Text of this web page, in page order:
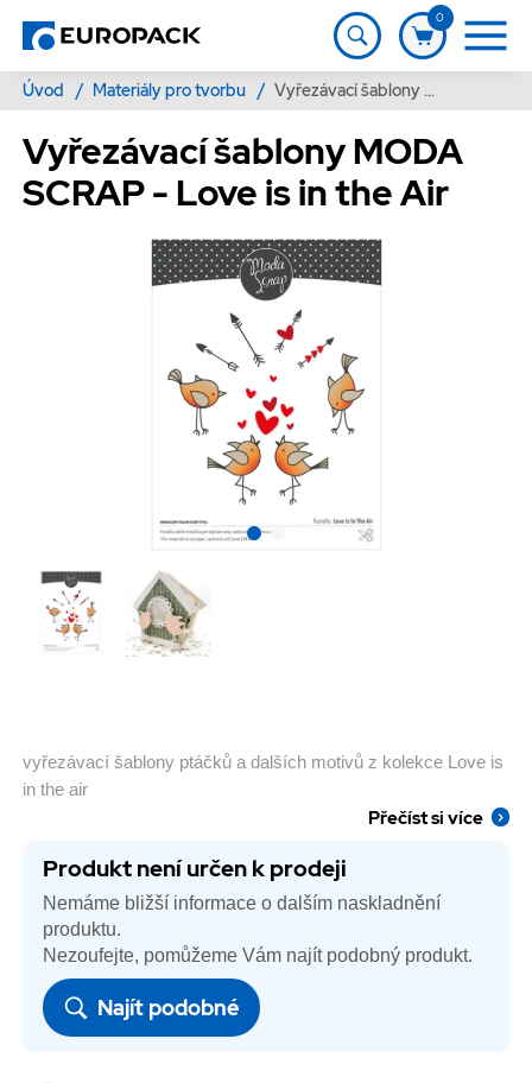
0
Úvod / Materiály pro tvorbu / Vyřezávací šablony MODA SCRAP - Love is in the Air
Vyřezávací šablony MODA
SCRAP - Love is in the Air
vyřezávací šablony ptáčků a dalších motivů z kolekce Love is
in the air
Přečíst si více
Produkt není určen k prodeji
Nemáme bližší informace o dalším naskladnění
produktu.
Nezoufejte, pomůžeme Vám najít podobný produkt.
Najít podobné